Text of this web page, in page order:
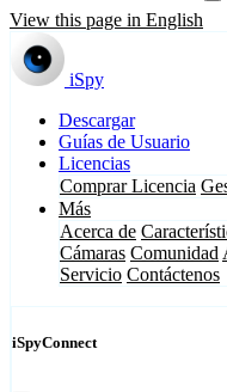
View this page in English
iSpy
Descargar
Guías de Usuario
Licencias
Comprar Licencia
Más
Acerca de
Cámaras Comunidad
Servicio Contáctenos
iSpyConnect